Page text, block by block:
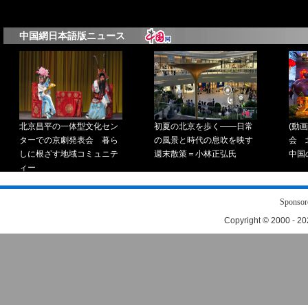
Copyright © 2000 -